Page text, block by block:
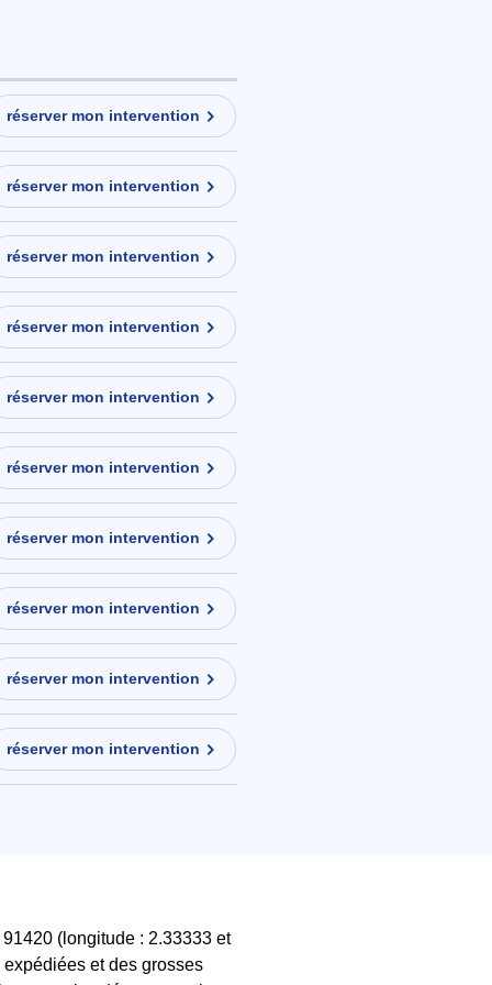
réserver mon intervention
réserver mon intervention
réserver mon intervention
réserver mon intervention
réserver mon intervention
réserver mon intervention
réserver mon intervention
réserver mon intervention
réserver mon intervention
réserver mon intervention
(longitude : 2.33333 et
et des grosses